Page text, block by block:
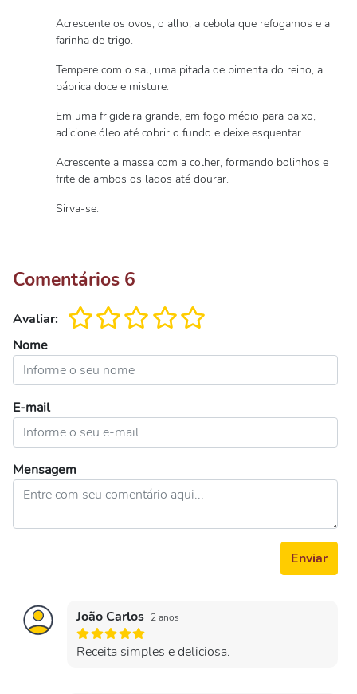
Acrescente os ovos, o alho, a cebola que refogamos e a
farinha de trigo.
Tempere com o sal, uma pitada de pimenta do reino, a
páprica doce e misture.
Em uma frigideira grande, em fogo médio para baixo,
adicione óleo até cobrir o fundo e deixe esquentar.
Acrescente a massa com a colher, formando bolinhos e
frite de ambos os lados até dourar.
Sirva-se.
Comentários 6
Avaliar:
Nome
E-mail
Mensagem
Enviar
João Carlos 2 anos
Receita simples e deliciosa.